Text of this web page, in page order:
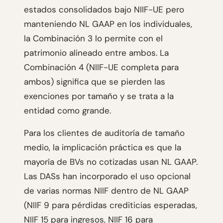
estados consolidados bajo NIIF-UE pero
manteniendo NL GAAP en los individuales,
la Combinación 3 lo permite con el
patrimonio alineado entre ambos. La
Combinación 4 (NIIF-UE completa para
ambos) significa que se pierden las
exenciones por tamaño y se trata a la
entidad como grande.
Para los clientes de auditoría de tamaño
medio, la implicación práctica es que la
mayoría de BVs no cotizadas usan NL GAAP.
Las DASs han incorporado el uso opcional
de varias normas NIIF dentro de NL GAAP
(NIIF 9 para pérdidas crediticias esperadas,
NIIF 15 para ingresos, NIIF 16 para